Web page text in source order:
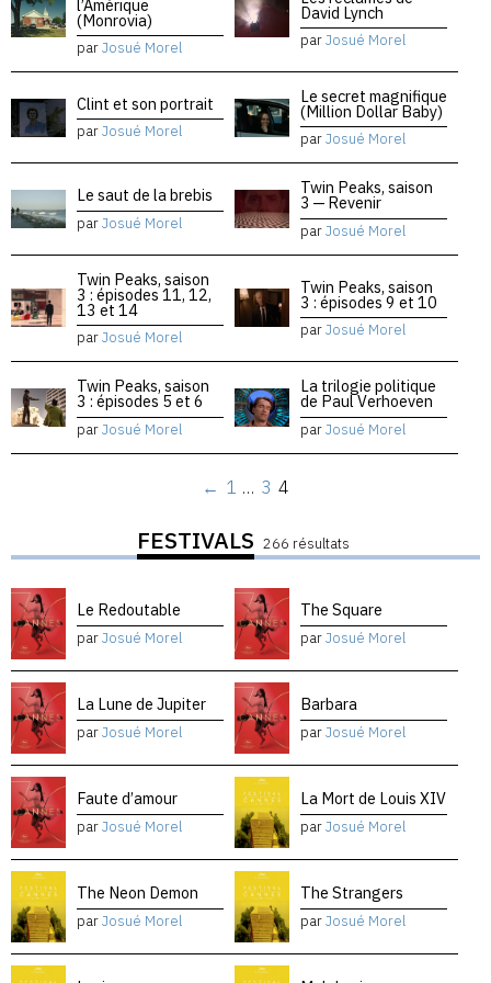
l’Amérique
(Monrovia)
parJosué Morel
David Lynch
parJosué Morel
Clint et son portrait
parJosué Morel
Le secret magnifique
(Million Dollar Baby)
parJosué Morel
Le saut de la brebis
parJosué Morel
Twin Peaks, saison
3 — Revenir
parJosué Morel
Twin Peaks, saison
3 : épisodes 11, 12,
13 et 14
parJosué Morel
Twin Peaks, saison
3 : épisodes 9 et 10
parJosué Morel
Twin Peaks, saison
3 : épisodes 5 et 6
parJosué Morel
La trilogie politique
de Paul Verhoeven
parJosué Morel
← 1 … 3 4
FESTIVALS 266 résultats
Le Redoutable
parJosué Morel
The Square
parJosué Morel
La Lune de Jupiter
parJosué Morel
Barbara
parJosué Morel
Faute d’amour
parJosué Morel
La Mort de Louis XIV
parJosué Morel
The Neon Demon
parJosué Morel
The Strangers
parJosué Morel